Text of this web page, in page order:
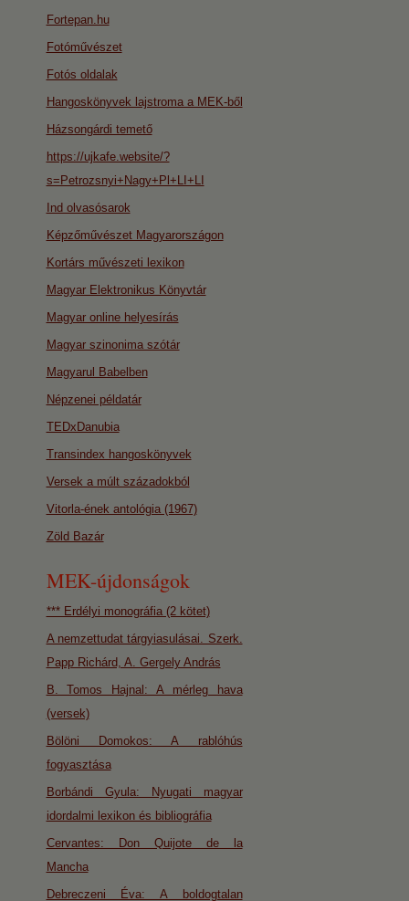
Fortepan.hu
Fotóművészet
Fotós oldalak
Hangoskönyvek lajstroma a MEK-ből
Házsongárdi temető
https://ujkafe.website/?
s=Petrozsnyi+Nagy+Pl+LI+LI
Ind olvasósarok
Képzőművészet Magyarországon
Kortárs művészeti lexikon
Magyar Elektronikus Könyvtár
Magyar online helyesírás
Magyar szinonima szótár
Magyarul Babelben
Népzenei példatár
TEDxDanubia
Transindex hangoskönyvek
Versek a múlt századokból
Vitorla-ének antológia (1967)
Zöld Bazár
MEK-újdonságok
*** Erdélyi monográfia (2 kötet)
A nemzettudat tárgyiasulásai. Szerk.
Papp Richárd, A. Gergely András
B. Tomos Hajnal: A mérleg hava
(versek)
Bölöni Domokos: A rablóhús
fogyasztása
Borbándi Gyula: Nyugati magyar
idordalmi lexikon és bibliográfia
Cervantes: Don Quijote de la
Mancha
Debreczeni Éva: A boldogtalan